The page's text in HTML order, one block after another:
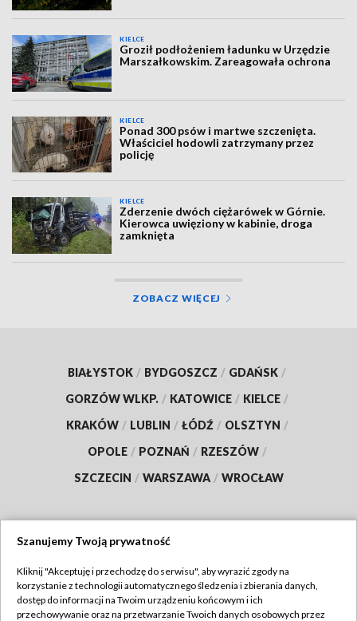
KIELCE
Groził podłożeniem ładunku w Urzędzie
Marszałkowskim. Zareagowała ochrona
KIELCE
Ponad 300 psów i martwe szczenięta.
Właściciel hodowli zatrzymany przez
policję
KIELCE
Zderzenie dwóch ciężarówek w Górnie.
Kierowca uwięziony w kabinie, droga
zamknięta
ZOBACZ WIĘCEJ
BIAŁYSTOK / BYDGOSZCZ / GDAŃSK /
GORZÓW WLKP. / KATOWICE / KIELCE /
KRAKÓW / LUBLIN / ŁÓDŹ / OLSZTYN /
OPOLE / POZNAŃ / RZESZÓW /
SZCZECIN / WARSZAWA / WROCŁAW
TVP
Abonament TVP
Szanujemy Twoją prywatność
Kliknij "Akceptuję i przechodzę do serwisu", aby wyrazić zgody na
korzystanie z technologii automatycznego śledzenia i zbierania danych,
dostęp do informacji na Twoim urządzeniu końcowym i ich
przechowywanie oraz na przetwarzanie Twoich danych osobowych przez